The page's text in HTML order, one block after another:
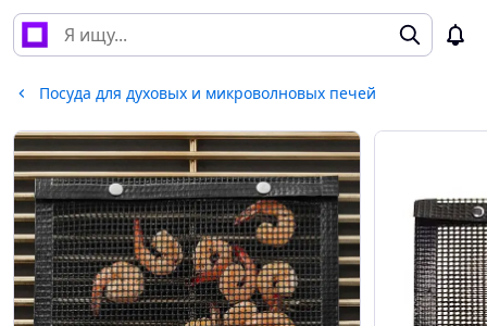
Посуда для духовых и микроволновых печей